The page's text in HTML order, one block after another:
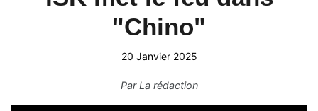
"Chino"
20 Janvier 2025
ParLa rédaction